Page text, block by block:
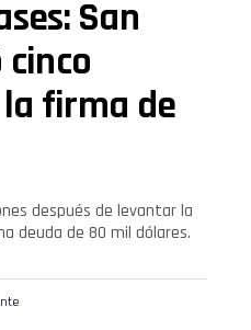
San
firma de
después de levantar la
deuda de 80 mil dólares.